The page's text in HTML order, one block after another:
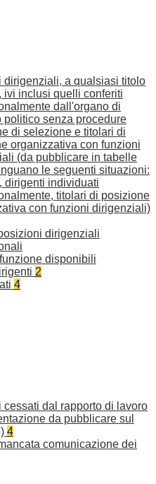
dirigenziali, a qualsiasi titolo
ivi inclusi quelli conferiti
dall'organo di
politico senza procedure
di selezione e titolari di
organizzativa con funzioni
(da pubblicare in tabelle
le seguenti situazioni:
dirigenti individuati
titolari di posizione
con funzioni dirigenziali)
dirigenziali
disponibili
2
4
cessati dal rapporto di lavoro
da pubblicare sul
4
comunicazione dei